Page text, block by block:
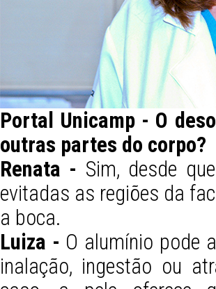
Portal Unicamp - O
outras partes do corpo?
Renata - Sim, desde
evitadas as regiões da
a boca.
Luiza - O alumínio pode
inalação, ingestão ou